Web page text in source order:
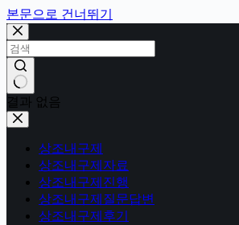
본문으로 건너뛰기
결과 없음
상조내구제
상조내구제자료
상조내구제진행
상조내구제질문답변
상조내구제후기